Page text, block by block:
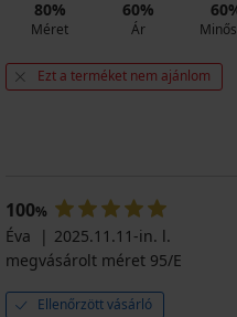
80%
Méret
60%
Ár
Ezt a terméket nem ajánlom
100%
Éva
2025.11.11-in. l.
megvásárolt méret 95/E
Ellenőrzött vásárló